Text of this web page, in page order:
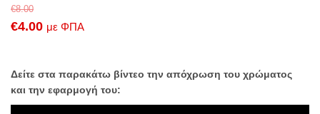
€8.00
Original
€8.00.
€4.00Η
είναι:
€4.00.
με ΦΠΑ
Δείτε στα παρακάτω βίντεο την απόχρωση του χρώματος
και την εφαρμογή του: